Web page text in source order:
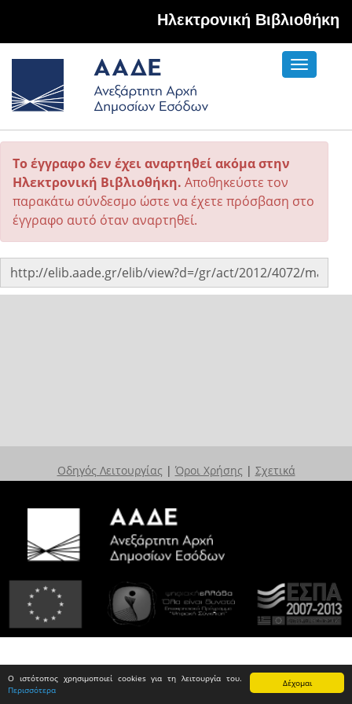
Δέχομαι
Ο ιστότοπος χρησιμοποιεί cookies για τη λειτουργία του.
Περισσότερα
Hλεκτρονική Βιβλιοθήκη
Toggle
Το έγγραφο δεν έχει αναρτηθεί ακόμα στην
Ηλεκτρονική Βιβλιοθήκη. Αποθηκεύστε τον
παρακάτω σύνδεσμο ώστε να έχετε πρόσβαση στο
έγγραφο αυτό όταν αναρτηθεί.
Οδηγός Λειτουργίας | Όροι Χρήσης | Σχετικά